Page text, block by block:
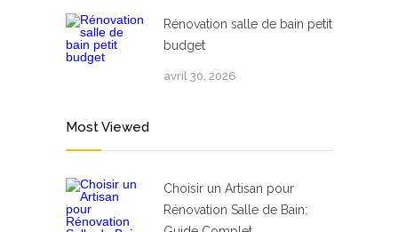
Rénovation salle de bain petit
budget
avril 30, 2026
Most Viewed
Choisir un Artisan pour
Rénovation Salle de Bain: